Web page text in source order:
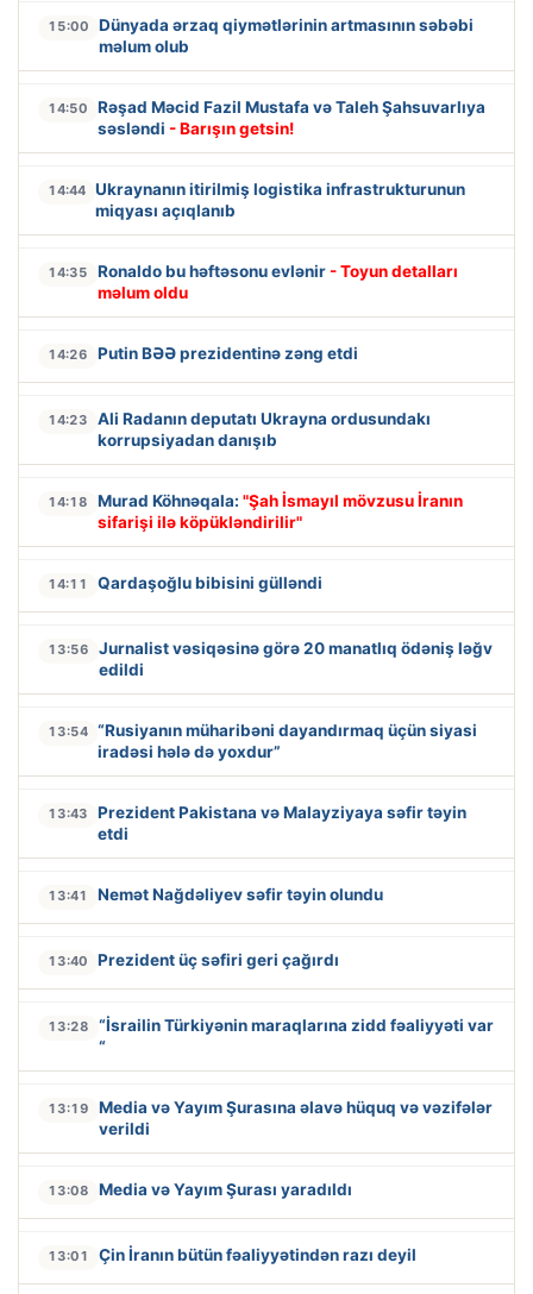
15:00
Dünyada ərzaq qiymətlərinin artmasının səbəbi
məlum olub
14:50
Rəşad Məcid Fazil Mustafa və Taleh Şahsuvarlıya
səsləndi - Barışın getsin!
14:44 Ukraynanın itirilmiş logistika infrastrukturunun
miqyası açıqlanıb
14:35 Ronaldo bu həftəsonu evlənir - Toyun detalları
məlum oldu
14:26 Putin BƏƏ prezidentinə zəng etdi
14:23
Ali Radanın deputatı Ukrayna ordusundakı
korrupsiyadan danışıb
14:18 Murad Köhnəqala: "Şah İsmayıl mövzusu İranın
sifarişi ilə köpükləndirilir"
14:11 Qardaşoğlu bibisini gülləndi
13:56
Jurnalist vəsiqəsinə görə 20 manatlıq ödəniş ləğv
edildi
13:54 “Rusiyanın müharibəni dayandırmaq üçün siyasi
iradəsi hələ də yoxdur”
13:43
Prezident Pakistana və Malayziyaya səfir təyin
etdi
13:41 Nemət Nağdəliyev səfir təyin olundu
13:40 Prezident üç səfiri geri çağırdı
13:28
“İsrailin Türkiyənin maraqlarına zidd fəaliyyəti var
“
13:19
Media və Yayım Şurasına əlavə hüquq və vəzifələr
verildi
13:08 Media və Yayım Şurası yaradıldı
13:01 Çin İranın bütün fəaliyyətindən razı deyil